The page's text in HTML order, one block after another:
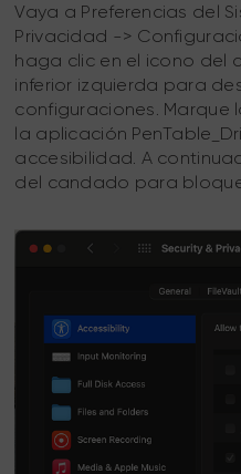
Vaya a Preferencias del
Privacidad ->
haga clic en el icono del
inferior izquierda para
configuraciones. Marque
la aplicación
accesibilidad. A
del candado para